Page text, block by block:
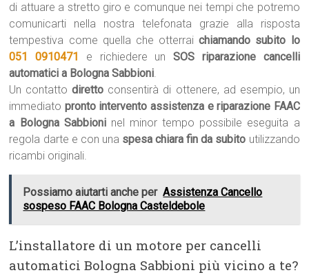
di attuare a stretto giro e comunque nei tempi che potremo
comunicarti nella nostra telefonata grazie alla risposta
tempestiva come quella che otterraichiamando subito lo
051 0910471
e richiedere unSOS riparazione cancelli
automatici a Bologna Sabbioni.
Un contattodiretto consentirà di ottenere, ad esempio, un
immediato pronto intervento assistenza e riparazione FAAC
a Bologna Sabbioni nel minor tempo possibile eseguita a
regola darte e con una spesa chiara fin da subito utilizzando
ricambi originali.
Possiamo aiutarti anche per Assistenza Cancello
sospeso FAAC Bologna Casteldebole
L’installatore di un motore per cancelli
automatici Bologna Sabbioni più vicino a te?